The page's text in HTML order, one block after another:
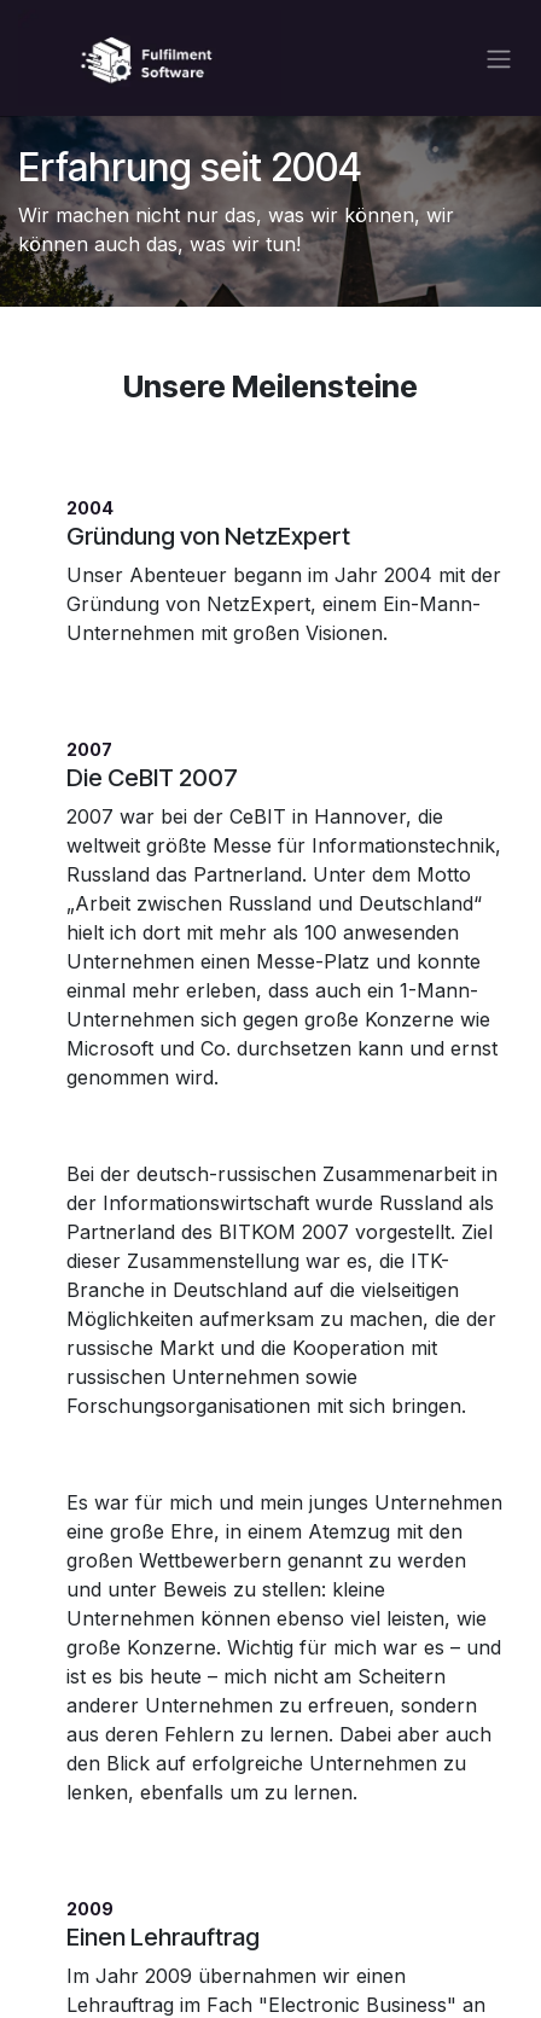
Erfahrung seit 2004
Wir machen nicht nur das, was wir können, wir
können auch das, was wir tun!
Unsere Meilensteine
2004
Gründung von NetzExpert
Unser Abenteuer begann im Jahr 2004 mit der
Gründung von NetzExpert, einem Ein-Mann-
Unternehmen mit großen Visionen.
2007
Die CeBIT 2007
2007 war bei der CeBIT in Hannover, die
weltweit größte Messe für Informationstechnik,
Russland das Partnerland. Unter dem Motto
„Arbeit zwischen Russland und Deutschland“
hielt ich dort mit mehr als 100 anwesenden
Unternehmen einen Messe-Platz und konnte
einmal mehr erleben, dass auch ein 1-Mann-
Unternehmen sich gegen große Konzerne wie
Microsoft und Co. durchsetzen kann und ernst
genommen wird.
Bei der deutsch-russischen Zusammenarbeit in
der Informationswirtschaft wurde Russland als
Partnerland des BITKOM 2007 vorgestellt. Ziel
dieser Zusammenstellung war es, die ITK-
Branche in Deutschland auf die vielseitigen
Möglichkeiten aufmerksam zu machen, die der
russische Markt und die Kooperation mit
russischen Unternehmen sowie
Forschungsorganisationen mit sich bringen.
Es war für mich und mein junges Unternehmen
eine große Ehre, in einem Atemzug mit den
großen Wettbewerbern genannt zu werden
und unter Beweis zu stellen: kleine
Unternehmen können ebenso viel leisten, wie
große Konzerne. Wichtig für mich war es – und
ist es bis heute – mich nicht am Scheitern
anderer Unternehmen zu erfreuen, sondern
aus deren Fehlern zu lernen. Dabei aber auch
den Blick auf erfolgreiche Unternehmen zu
lenken, ebenfalls um zu lernen.
2009
Einen Lehrauftrag
Im Jahr 2009 übernahmen wir einen
Lehrauftrag im Fach "Electronic Business" an